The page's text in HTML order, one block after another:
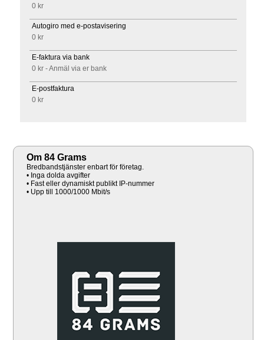
0 kr
Autogiro med e-postavisering
0 kr
E-faktura via bank
0 kr - Anmäl via er bank
E-postfaktura
0 kr
Om 84 Grams
Bredbandstjänster enbart för företag.
• Inga dolda avgifter
• Fast eller dynamiskt publikt IP-nummer
• Upp till 1000/1000 Mbit/s